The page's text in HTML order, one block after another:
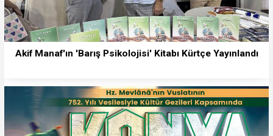
Akif Manaf'ın 'Barış Psikolojisi' Kitabı Kürtçe Yayınlandı